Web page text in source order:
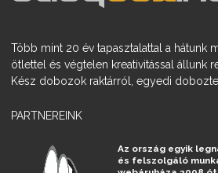
Több mint 20 év tapasztalattal a hátunk
ötlettel és végtelen kreativitással állunk
Kész dobozok raktárról, egyedi
PARTNEREINK
Az ország egyik
és felszolgáló